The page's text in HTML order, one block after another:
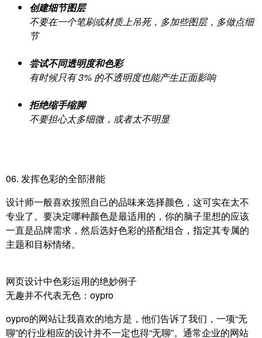
创建细节图层
不要在一个笔刷或材质上吊死，多加些图层，多做点细
节
尝试不同透明度和色彩
有时候只有 3% 的不透明度也能产生正面影响
拒绝缩手缩脚
不要担心太多细微，或者太不明显
06. 发挥色彩的全部潜能
设计师一般喜欢按照自己的品味来选择颜色，这可实在太不
专业了。要决定哪种颜色是最适用的，你的脑子里想的应该
一直是品牌需求，然后选好色彩的搭配组合，指定其专属的
主题和目标情绪。
网页设计中色彩运用的绝妙例子
无趣并不代表无色：oypro
oypro的网站让我喜欢的地方是，他们告诉了我们，一项“无
聊”的行业相应的设计并不一定也得“无聊”。通常企业的网站